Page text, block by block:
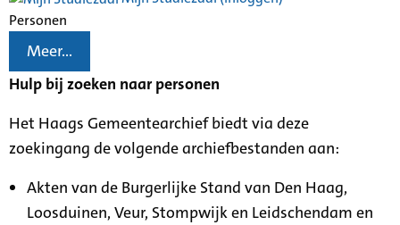
Personen
Meer...
Hulp bij zoeken naar personen
Het Haags Gemeentearchief biedt via deze
zoekingang de volgende archiefbestanden aan:
Akten van de Burgerlijke Stand van Den Haag,
Loosduinen, Veur, Stompwijk en Leidschendam en